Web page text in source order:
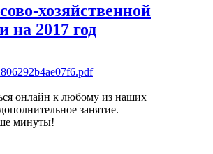
хозяйственной
на 2017 год
онлайн к любому из наших
занятие.
минуты!